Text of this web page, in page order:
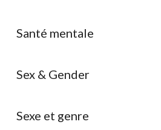
Santé mentale
Sex & Gender
Sexe et genre